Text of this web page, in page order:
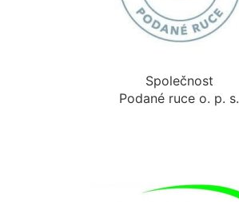
Společnost
Podané ruce o. p. s.